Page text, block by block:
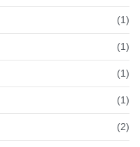
(1)
(1)
(1)
(1)
(2)